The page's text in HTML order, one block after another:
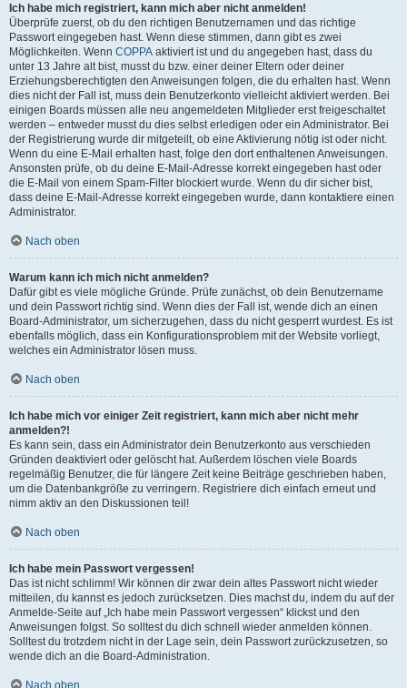
Ich habe mich registriert, kann mich aber nicht anmelden!
Überprüfe zuerst, ob du den richtigen Benutzernamen und das richtige
Passwort eingegeben hast. Wenn diese stimmen, dann gibt es zwei
Möglichkeiten. Wenn COPPA aktiviert ist und du angegeben hast, dass du
unter 13 Jahre alt bist, musst du bzw. einer deiner Eltern oder deiner
Erziehungsberechtigten den Anweisungen folgen, die du erhalten hast. Wenn
dies nicht der Fall ist, muss dein Benutzerkonto vielleicht aktiviert werden. Bei
einigen Boards müssen alle neu angemeldeten Mitglieder erst freigeschaltet
werden – entweder musst du dies selbst erledigen oder ein Administrator. Bei
der Registrierung wurde dir mitgeteilt, ob eine Aktivierung nötig ist oder nicht.
Wenn du eine E-Mail erhalten hast, folge den dort enthaltenen Anweisungen.
Ansonsten prüfe, ob du deine E-Mail-Adresse korrekt eingegeben hast oder
die E-Mail von einem Spam-Filter blockiert wurde. Wenn du dir sicher bist,
dass deine E-Mail-Adresse korrekt eingegeben wurde, dann kontaktiere einen
Administrator.
Nach oben
Warum kann ich mich nicht anmelden?
Dafür gibt es viele mögliche Gründe. Prüfe zunächst, ob dein Benutzername
und dein Passwort richtig sind. Wenn dies der Fall ist, wende dich an einen
Board-Administrator, um sicherzugehen, dass du nicht gesperrt wurdest. Es ist
ebenfalls möglich, dass ein Konfigurationsproblem mit der Website vorliegt,
welches ein Administrator lösen muss.
Nach oben
Ich habe mich vor einiger Zeit registriert, kann mich aber nicht mehr
anmelden?!
Es kann sein, dass ein Administrator dein Benutzerkonto aus verschieden
Gründen deaktiviert oder gelöscht hat. Außerdem löschen viele Boards
regelmäßig Benutzer, die für längere Zeit keine Beiträge geschrieben haben,
um die Datenbankgröße zu verringern. Registriere dich einfach erneut und
nimm aktiv an den Diskussionen teil!
Nach oben
Ich habe mein Passwort vergessen!
Das ist nicht schlimm! Wir können dir zwar dein altes Passwort nicht wieder
mitteilen, du kannst es jedoch zurücksetzen. Dies machst du, indem du auf der
Anmelde-Seite auf „Ich habe mein Passwort vergessen“ klickst und den
Anweisungen folgst. So solltest du dich schnell wieder anmelden können.
Solltest du trotzdem nicht in der Lage sein, dein Passwort zurückzusetzen, so
wende dich an die Board-Administration.
Nach oben